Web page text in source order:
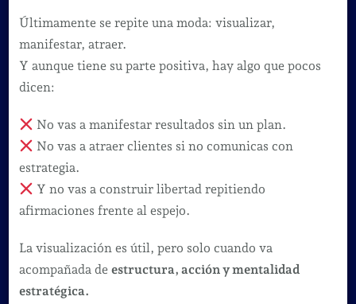
Últimamente se repite una moda: visualizar,
manifestar, atraer.
Y aunque tiene su parte positiva, hay algo que pocos
dicen:
No vas a manifestar resultados sin un plan.
No vas a atraer clientes si no comunicas con
estrategia.
Y no vas a construir libertad repitiendo
afirmaciones frente al espejo.
La visualización es útil, pero solo cuando va
acompañada de estructura, acción y mentalidad
estratégica.